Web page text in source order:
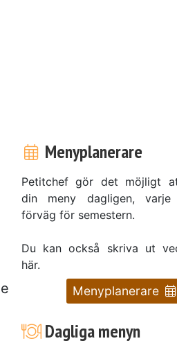
Menyplanerare
Petitchef gör det möjligt
din meny dagligen,
förväg för semestern.
Du kan också skriva ut
här.
Menyplanerare
Dagliga menyn